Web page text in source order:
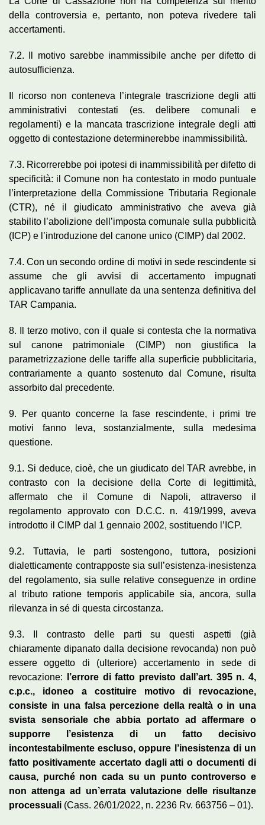
della controversia e, pertanto, non poteva rivedere tali
accertamenti.
7.2. Il motivo sarebbe inammissibile anche per difetto di
autosufficienza.
Il ricorso non conteneva l’integrale trascrizione degli atti
amministrativi contestati (es. delibere comunali e
regolamenti) e la mancata trascrizione integrale degli atti
oggetto di contestazione determinerebbe inammissibilità.
7.3. Ricorrerebbe poi ipotesi di inammissibilità per difetto di
specificità: il Comune non ha contestato in modo puntuale
l’interpretazione della Commissione Tributaria Regionale
(CTR), né il giudicato amministrativo che aveva già
stabilito l’abolizione dell’imposta comunale sulla pubblicità
(ICP) e l’introduzione del canone unico (CIMP) dal 2002.
7.4. Con un secondo ordine di motivi in sede rescindente si
assume che gli avvisi di accertamento impugnati
applicavano tariffe annullate da una sentenza definitiva del
TAR Campania.
8. Il terzo motivo, con il quale si contesta che la normativa
sul canone patrimoniale (CIMP) non giustifica la
parametrizzazione delle tariffe alla superficie pubblicitaria,
contrariamente a quanto sostenuto dal Comune, risulta
assorbito dal precedente.
9. Per quanto concerne la fase rescindente, i primi tre
motivi fanno leva, sostanzialmente, sulla medesima
questione.
9.1. Si deduce, cioè, che un giudicato del TAR avrebbe, in
contrasto con la decisione della Corte di legittimità,
affermato che il Comune di Napoli, attraverso il
regolamento approvato con D.C.C. n. 419/1999, aveva
introdotto il CIMP dal 1 gennaio 2002, sostituendo l’ICP.
9.2. Tuttavia, le parti sostengono, tuttora, posizioni
dialetticamente contrapposte sia sull’esistenza-inesistenza
del regolamento, sia sulle relative conseguenze in ordine
al tributo ratione temporis applicabile sia, ancora, sulla
rilevanza in sé di questa circostanza.
9.3. Il contrasto delle parti su questi aspetti (già
chiaramente dipanato dalla decisione revocanda) non può
essere oggetto di (ulteriore) accertamento in sede di
revocazione:
l’errore di fatto previsto dall’art. 395 n. 4,
c.p.c., idoneo a costituire motivo di revocazione,
consiste in una falsa percezione della realtà o in una
svista sensoriale che abbia portato ad affermare o
supporre l’esistenza di un fatto decisivo
incontestabilmente escluso, oppure l’inesistenza di un
fatto positivamente accertato dagli atti o documenti di
causa, purché non cada su un punto controverso e
non attenga ad un’errata valutazione delle risultanze
processuali (Cass. 26/01/2022, n. 2236 Rv. 663756 – 01).